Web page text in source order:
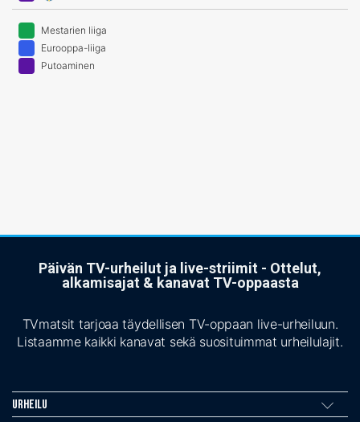
Mestarien liiga
Eurooppa-liiga
Putoaminen
Päivän TV-urheilut ja live-striimit - Ottelut,
alkamisajat & kanavat TV-oppaasta
TVmatsit tarjoaa täydellisen TV-oppaan live-urheiluun.
Listaamme kaikki kanavat sekä suosituimmat urheilulajit.
Urheilu